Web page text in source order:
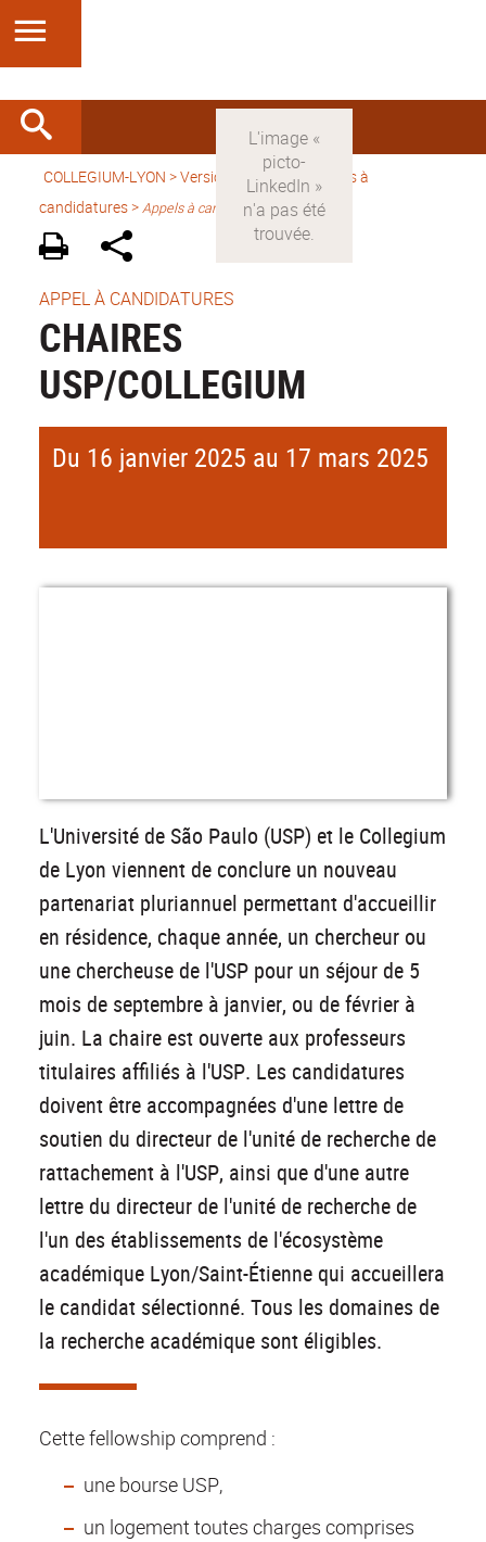
COLLEGIUM-LYON >Version française> Appels à
candidatures >Appels à candidature
APPEL À CANDIDATURES
CHAIRES
USP/COLLEGIUM
Du 16 janvier 2025 au 17 mars 2025
L'Université de São Paulo (USP) et le Collegium
de Lyon viennent de conclure un nouveau
partenariat pluriannuel permettant d'accueillir
en résidence, chaque année, un chercheur ou
une chercheuse de l'USP pour un séjour de 5
mois de septembre à janvier, ou de février à
juin. La chaire est ouverte aux professeurs
titulaires affiliés à l'USP. Les candidatures
doivent être accompagnées d'une lettre de
soutien du directeur de l'unité de recherche de
rattachement à l'USP, ainsi que d'une autre
lettre du directeur de l'unité de recherche de
l'un des établissements de l'écosystème
académique Lyon/Saint-Étienne qui accueillera
le candidat sélectionné. Tous les domaines de
la recherche académique sont éligibles.
Cette fellowship comprend :
une bourse USP,
un logement toutes charges comprises